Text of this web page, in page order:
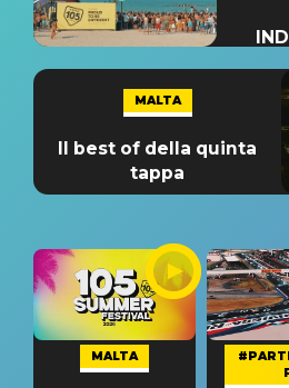
MALTA
Il best of della quinta
tappa
MALTA